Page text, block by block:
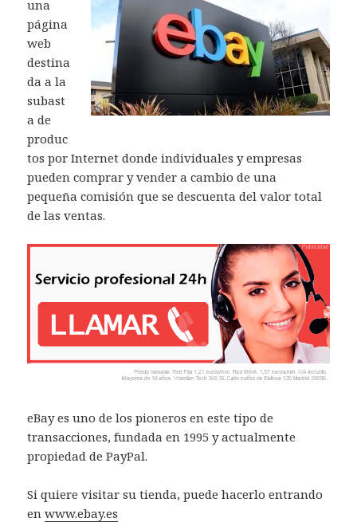
una
página
web
destina
da a la
subast
a de
produc
tos por Internet donde individuales y empresas
pueden comprar y vender a cambio de una
pequeña comisión que se descuenta del valor total
de las ventas.
eBay es uno de los pioneros en este tipo de
transacciones, fundada en 1995 y actualmente
propiedad de PayPal.
Si quiere visitar su tienda, puede hacerlo entrando
enwww.ebay.es